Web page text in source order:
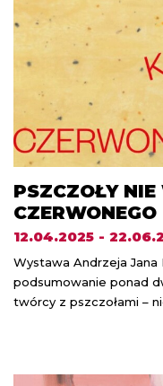
PSZCZOŁY
CZERWONEGO
12.04.2025 -
Wystawa Andrzeja
podsumowanie ponad
twórcy z pszczołami –